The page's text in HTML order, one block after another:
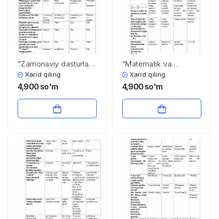
“Zamonaviy dasturlash
tillari” fanidan 4-kurs
talabalari uchun testlar
Xarid qiling
4,900 so'm
“Matematik va
kompyuterli
modellashtirish
magistrlar uchun
testlar to’plami
Xarid qiling
4,900 so'm